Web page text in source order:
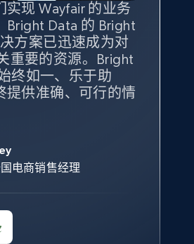
实现 Wayfair 的业务
Bright Data 的 Bright
方案已迅速成为对
重要的资源。Bright
终如一、乐于助
提供准确、可行的情
国电商销售经理
的数据极大地支
司的目标。每个产品
份额帮助我们以主要
基准，而供应商的销
战术上帮助我们的营
品种类。
户战略与洞察总监
选择 Bright
因为它能够跟踪销
绘制对我们业务至关
产品类别图。
监
Data 的解决方案，
对市场领域、产品、
及消费者行为趋势的
的洞察。
Inc. 商品规划总监